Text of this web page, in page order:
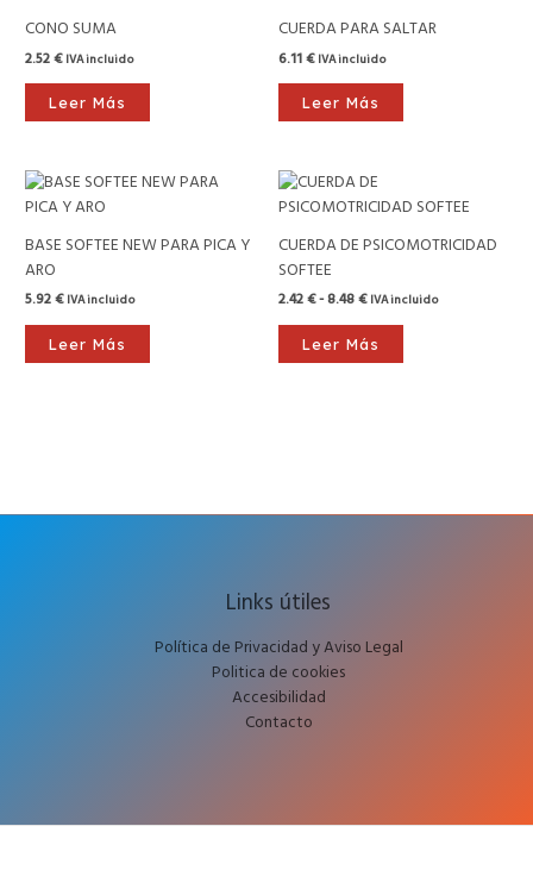
CONO SUMA
2.52€ IVA incluido
Leer Más
CUERDA PARA SALTAR
6.11€ IVA incluido
Leer Más
BASE SOFTEE NEW PARA PICA Y
ARO
5.92€ IVA incluido
Leer Más
CUERDA DE PSICOMOTRICIDAD
SOFTEE
2.42€-8.48€
Rango
de
precios:
desde
2.42 €
8.48 €
IVA incluido
Leer Más
Links útiles
Política de Privacidad y Aviso Legal
Politica de cookies
Accesibilidad
Contacto